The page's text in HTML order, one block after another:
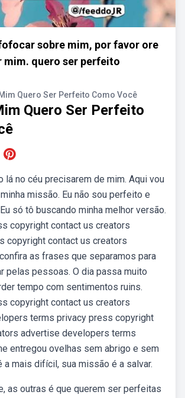
sobre mim, por favor ore
mim. quero ser perfeito
Quero Ser Perfeito Como Você
Quero Ser Perfeito
lá no céu precisarem de mim. Aqui vou
missão. Eu não sou perfeito e
só tô buscando minha melhor versão.
copyright contact us creators
copyright contact us creators
as frases que separamos para
pelas pessoas. O dia passa muito
tempo com sentimentos ruins.
copyright contact us creators
terms privacy press copyright
advertise developers terms
entregou ovelhas sem abrigo e sem
a mais difícil, sua missão é a salvar.
as outras é que querem ser perfeitas